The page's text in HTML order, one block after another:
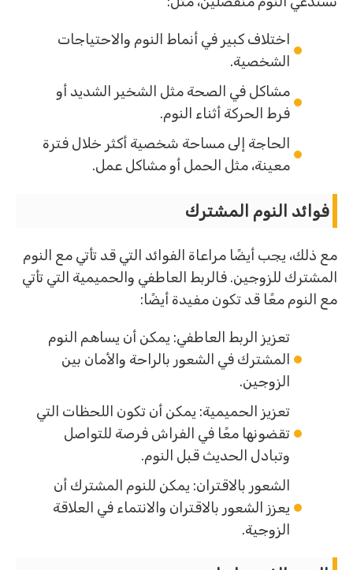
اختلاف كبير في أنماط النوم والاحتياجات
الشخصية.
مشاكل في الصحة مثل الشخير الشديد أو
فرط الحركة أثناء النوم.
الحاجة إلى مساحة شخصية أكثر خلال فترة
معينة، مثل الحمل أو مشاكل عمل.
فوائد النوم المشترك
مع ذلك، يجب أيضًا مراعاة الفوائد التي قد تأتي مع النوم
المشترك للزوجين. فالربط العاطفي والحميمية التي تأتي
مع النوم معًا قد تكون مفيدة أيضًا:
تعزيز الربط العاطفي: يمكن أن يساهم النوم
المشترك في الشعور بالراحة والأمان بين
الزوجين.
تعزيز الحميمية: يمكن أن تكون اللحظات التي
تقضونها معًا في الفراش فرصة للتواصل
وتبادل الحديث قبل النوم.
الشعور بالاقتران: يمكن للنوم المشترك أن
يعزز الشعور بالاقتران والانتماء في العلاقة
الزوجية.